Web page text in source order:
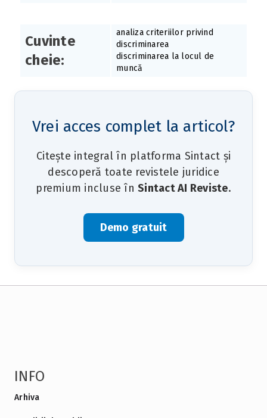
Cuvinte
cheie:
analiza criteriilor privind
discriminarea
discriminarea la locul de
muncă
Vrei acces complet la articol?
Citește integral în platforma Sintact și
descoperă toate revistele juridice
premium incluse în Sintact AI Reviste.
Demo gratuit
INFO
Arhiva